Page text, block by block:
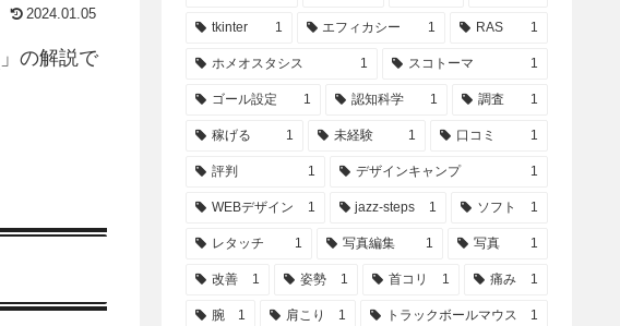
2024.01.05
」の解説で
tkinter 1 エフィカシー 1 RAS 1
ホメオスタシス 1 スコトーマ 1
ゴール設定 1 認知科学 1 調査 1
稼げる 1 未経験 1 口コミ 1
評判 1 デザインキャンプ 1
WEBデザイン 1 jazz-steps 1 ソフト 1
レタッチ 1 写真編集 1 写真 1
改善 1 姿勢 1 首コリ 1 痛み 1
腕 1 肩こり 1 トラックボールマウス 1